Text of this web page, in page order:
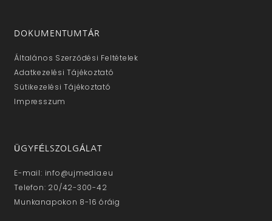
DOKUMENTUMTÁR
Általános Szerződési Feltételek
Adatkezelési Tájékoztató
Sütikezelési Tájékoztató
Impresszum
ÜGYFÉLSZOLGÁLAT
E-mail: info@ujmedia.eu
Telefon: 20/42-300-42
Munkanapokon 8-16 óráig